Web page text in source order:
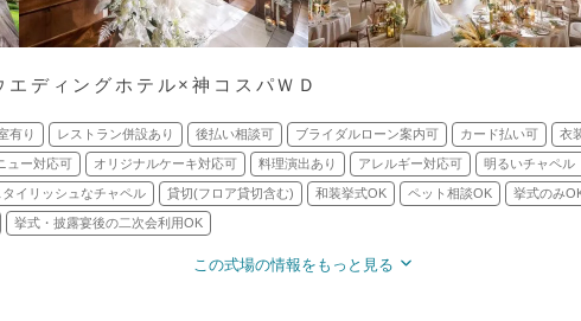
ディングホテル×神コスパＷＤ
有り レストラン併設あり 後払い相談可 ブライダルローン案内可 カード払い可 衣
ュー対応可 オリジナルケーキ対応可 料理演出あり アレルギー対応可 明るいチャペル
タイリッシュなチャペル 貸切(フロア貸切含む) 和装挙式OK ペット相談OK 挙式のみ
挙式・披露宴後の二次会利用OK
この式場の情報をもっと見る